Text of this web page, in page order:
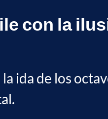
con la
ida de los